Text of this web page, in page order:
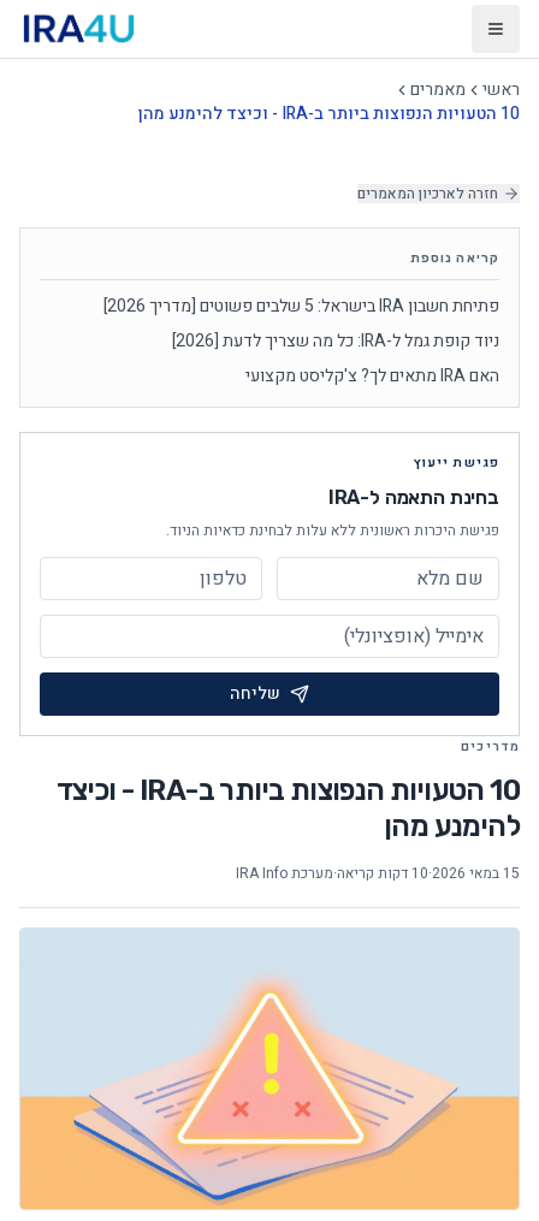
פתח תפריט
ראשי
מאמרים
10 הטעויות הנפוצות ביותר ב-IRA - וכיצד להימנע מהן
חזרה לארכיון המאמרים
מדריכים
10 הטעויות הנפוצות ביותר ב-IRA - וכיצד
להימנע מהן
15 במאי 2026 ·10 דקות קריאה ·מערכת IRA Info
קריאה נוספת
פתיחת חשבון IRA בישראל: 5 שלבים פשוטים [מדריך 2026]
ניוד קופת גמל ל-IRA: כל מה שצריך לדעת [2026]
האם IRA מתאים לך? צ'קליסט מקצועי
פגישת ייעוץ
בחינת התאמה ל-IRA
פגישת היכרות ראשונית ללא עלות לבחינת כדאיות הניוד.
שליחה